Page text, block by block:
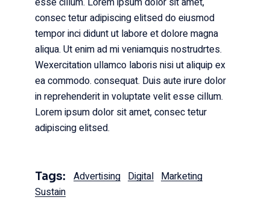
consec tetur adipiscing elitsed do eiusmod
tempor inci didunt ut labore et dolore magna
aliqua. Ut enim ad mi veniamquis nostrudrtes.
Wexercitation ullamco laboris nisi ut aliquip ex
ea commodo. consequat. Duis aute irure dolor
in reprehenderit in voluptate velit esse cillum.
Lorem ipsum dolor sit amet, consec tetur
adipiscing elitsed.
Tags: Advertising Digital Marketing
Sustain